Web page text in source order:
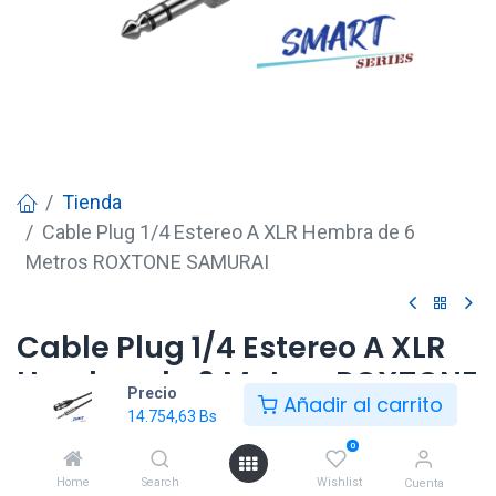
Precio
14.754,63 Bs Añadir al carrito
Home Search
0
Wishlist Cuenta
Tienda
Cable Plug 1/4 Estereo A XLR Hembra de 6
Metros ROXTONE SAMURAI
Cable Plug 1/4 Estereo A XLR
Hembra de 6 Metros ROXTONE
SAMURAI
14.754,63 Bs